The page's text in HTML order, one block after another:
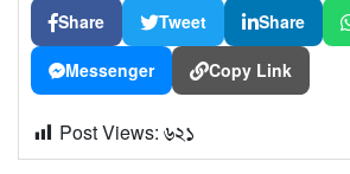
Share Tweet Share
Messenger Copy Link
Post Views: ৬২১